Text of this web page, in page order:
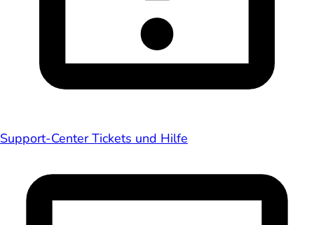
Support-Center Tickets und Hilfe